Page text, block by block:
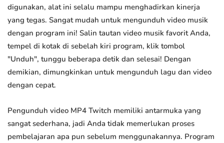
digunakan, alat ini selalu mampu menghadirkan kinerja
yang tegas. Sangat mudah untuk mengunduh video musik
dengan program ini! Salin tautan video musik favorit Anda,
tempel di kotak di sebelah kiri program, klik tombol
"Unduh", tunggu beberapa detik dan selesai! Dengan
demikian, dimungkinkan untuk mengunduh lagu dan video
dengan cepat.
Pengunduh video MP4 Twitch memiliki antarmuka yang
sangat sederhana, jadi Anda tidak memerlukan proses
pembelajaran apa pun sebelum menggunakannya. Program